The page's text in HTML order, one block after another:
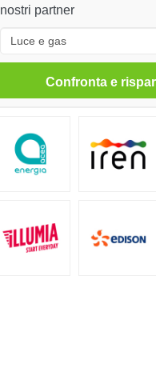
nostri partner
Confronta e